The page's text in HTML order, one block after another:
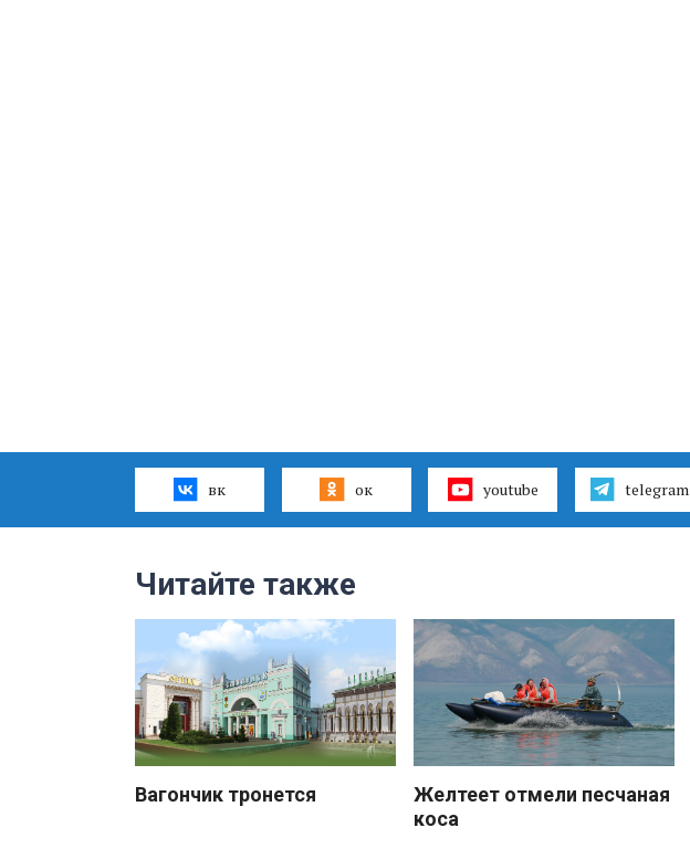
вк ок youtube telegram
Читайте также
Вагончик тронется
Желтеет отмели песчаная
коса